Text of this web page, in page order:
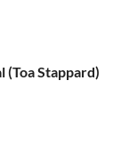
(Toa Stappard)